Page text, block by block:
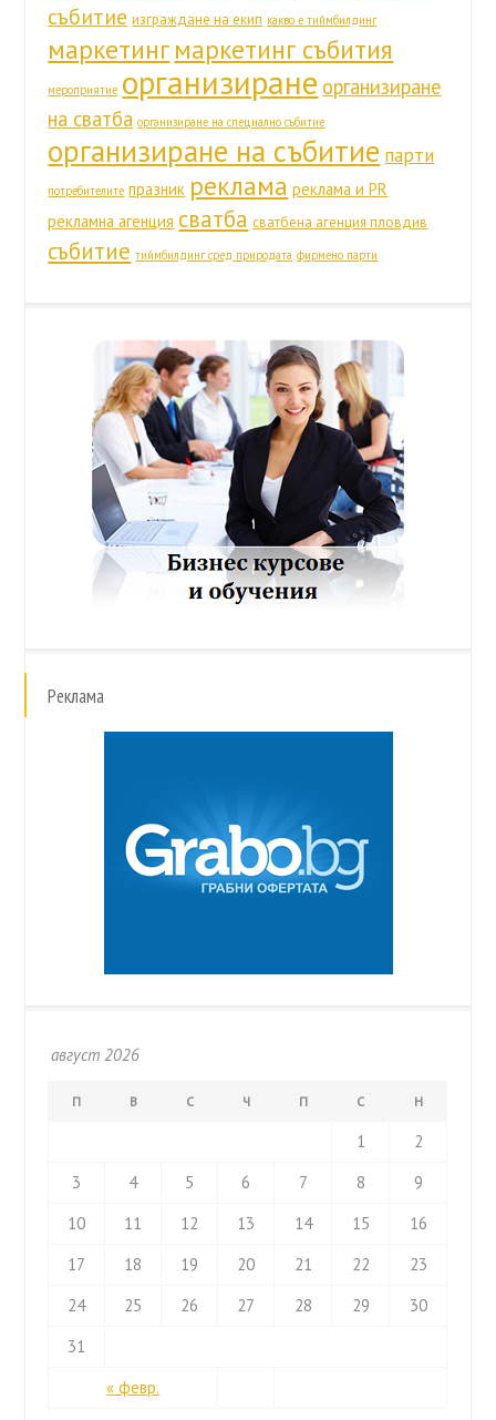
събитие изграждане на екип какво е тиймбилдинг
маркетинг маркетинг събития
мероприятие организиране организиране
на сватба организиране на специално събитие
организиране на събитие парти
потребителите празник реклама реклама и PR
рекламна агенция сватба сватбена агенция пловдив
събитие тиймбилдинг сред природата фирмено парти
Реклама
август 2026
П В С Ч П С Н
« февр.
1
2
3
4 5 6 7 8
9
10
11 12 13 14 15
16
17
18 19 20 21 22
23
24
25 26 27 28 29
30
31